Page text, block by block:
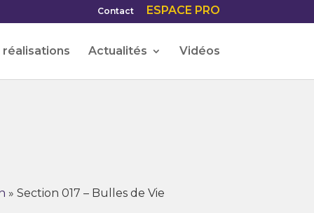
Contact ESPACE PRO
réalisations Actualités Vidéos
»Section 017 – Bulles de Vie